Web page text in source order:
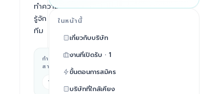
ทำความ
รู้จัก
ทีม
กำลังจ้าง
สายไหน
Tech
สถานที่ทำงาน
Bangkok
ในหน้านี้
เกี่ยวกับบริษัท
งานที่เปิดรับ · 1
ขั้นตอนการสมัคร
บริษัทที่ใกล้เคียง